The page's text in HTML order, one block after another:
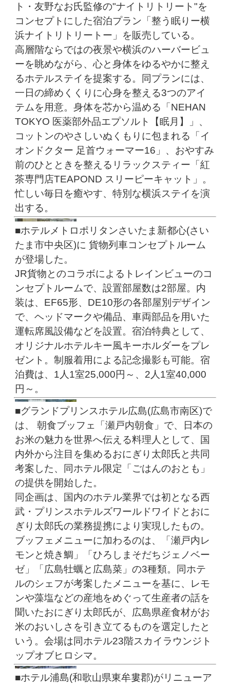
ト・友野なお氏監修の"ナイトリトリート"を
コンセプトにした宿泊プラン「整う眠りー横
浜ナイトリトリートー」を販売している。
高層階ならではの夜景や横浜のハーバービュ
ーを眺めながら、心と身体をゆるやかに整え
るホテルステイを提案する。同プランには、
一日の締めくくりに心身を整える3つのアイ
テムを用意。身体を芯から温める「NEHAN
TOKYO 医薬部外品エプソルト【眠月】」、
コットンのやさしいぬくもりに包まれる「イ
オンドクター 足首ウォーマー16」、おやすみ
前のひとときを整えるリラックスティー「紅
茶専門店TEAPOND スリーピーキャット」。
忙しい毎日を癒やす、特別な横浜ステイを演
出する。
■ホテルメトロポリタンさいたま新都心(さい
たま市中央区)に 貨物列車コンセプトルーム
が登場した。
JR貨物とのコラボによるトレインビューのコ
ンセプトルームで、設置部屋数は2部屋。内
装は、EF65形、DE10形の各部屋別デザイン
で、ヘッドマークや備品、車両部品を用いた
運転席風設備などを設置。宿泊特典として、
オリジナルホテルキー風キーホルダーをプレ
ゼント。制服着用による記念撮影も可能。宿
泊費は、1人1室25,000円～、2人1室40,000
円～。
■グランドプリンスホテル広島(広島市南区)で
は、 朝食ブッフェ「瀬戸内朝食」で、日本の
お米の魅力を世界へ伝える料理人として、国
内外から注目を集めるおにぎり太郎氏と共同
考案した、同ホテル限定「ごはんのおとも」
の提供を開始した。
同企画は、国内のホテル業界では初となる西
武・プリンスホテルズワールドワイドとおに
ぎり太郎氏の業務提携により実現したもの。
ブッフェメニューに加わるのは、「瀬戸内レ
モンと焼き鯛」「ひろしまそだちジェノベー
ゼ」「広島牡蠣と広島菜」の3種類。同ホテ
ルのシェフが考案したメニューを基に、レモ
ンや藻塩などの産地をめぐって生産者の話を
聞いたおにぎり太郎氏が、広島県産食材がお
米のおいしさを引き立てるものを選定したと
いう。会場は同ホテル23階スカイラウンジト
ップオブヒロシマ。
■ホテル浦島(和歌山県東牟婁郡)がリニューア